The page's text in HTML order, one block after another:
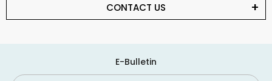
CONTACT US
E-Bulletin